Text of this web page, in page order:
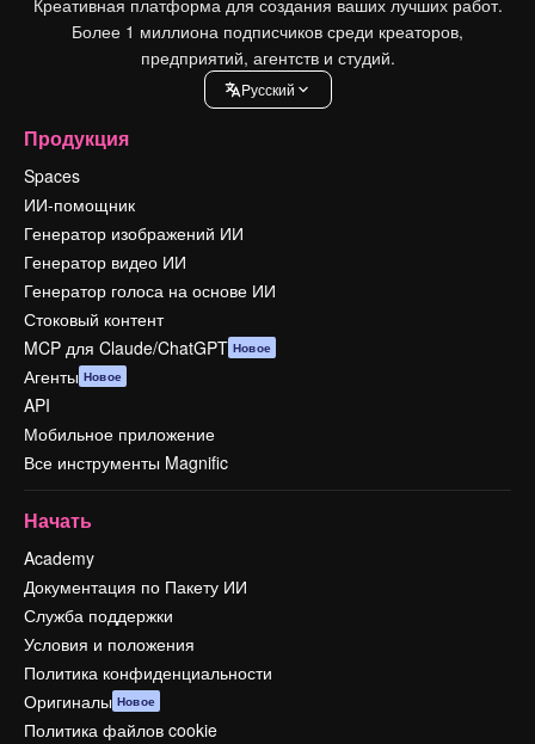
Более 1 миллиона подписчиков среди креаторов,
предприятий, агентств и студий.
Pусский
Продукция
Spaces
ИИ-помощник
Генератор изображений ИИ
Генератор видео ИИ
Генератор голоса на основе ИИ
Стоковый контент
MCP для Claude/ChatGPT Новое
Агенты Новое
API
Мобильное приложение
Все инструменты Magnific
Начать
Academy
Документация по Пакету ИИ
Служба поддержки
Условия и положения
Политика конфиденциальности
Оригиналы Новое
Политика файлов cookie